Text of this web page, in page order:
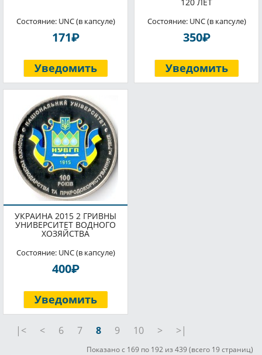
Состояние: UNC (в капсуле)
171P
Уведомить
Состояние: UNC (в капсуле)
350P
Уведомить
УКРАИНА 2015 2 ГРИВНЫ
УНИВЕРСИТЕТ ВОДНОГО
ХОЗЯЙСТВА
Состояние: UNC (в капсуле)
400P
Уведомить
|< < 6 7 8 9 10 > >|
Показано с 169 по 192 из 439 (всего 19 страниц)